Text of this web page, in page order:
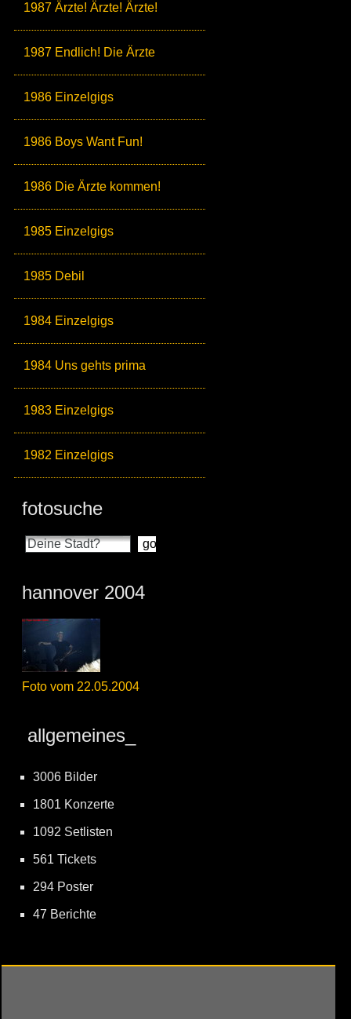
1987 Ärzte! Ärzte! Ärzte!
1987 Endlich! Die Ärzte
1986 Einzelgigs
1986 Boys Want Fun!
1986 Die Ärzte kommen!
1985 Einzelgigs
1985 Debil
1984 Einzelgigs
1984 Uns gehts prima
1983 Einzelgigs
1982 Einzelgigs
fotosuche
hannover 2004
Foto vom 22.05.2004
allgemeines_
3006 Bilder
1801 Konzerte
1092 Setlisten
561 Tickets
294 Poster
47 Berichte